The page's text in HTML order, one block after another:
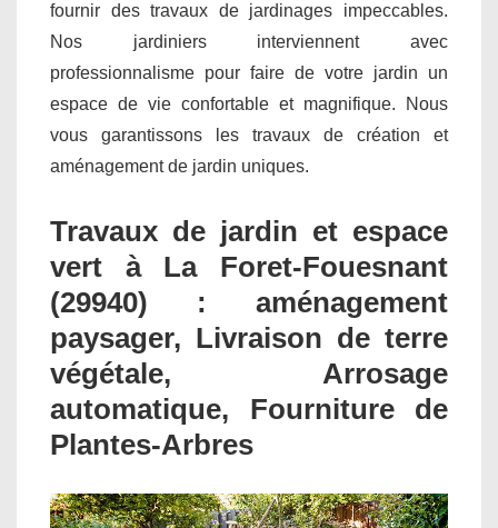
fournir des travaux de jardinages impeccables.
Nos jardiniers interviennent avec
professionnalisme pour faire de votre jardin un
espace de vie confortable et magnifique. Nous
vous garantissons les travaux de création et
aménagement de jardin uniques.
Travaux de jardin et espace
vert à La Foret-Fouesnant
(29940) : aménagement
paysager, Livraison de terre
végétale, Arrosage
automatique, Fourniture de
Plantes-Arbres